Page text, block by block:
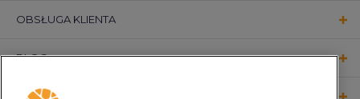
OBSŁUGA KLIENTA
BLOG
KONTAKT